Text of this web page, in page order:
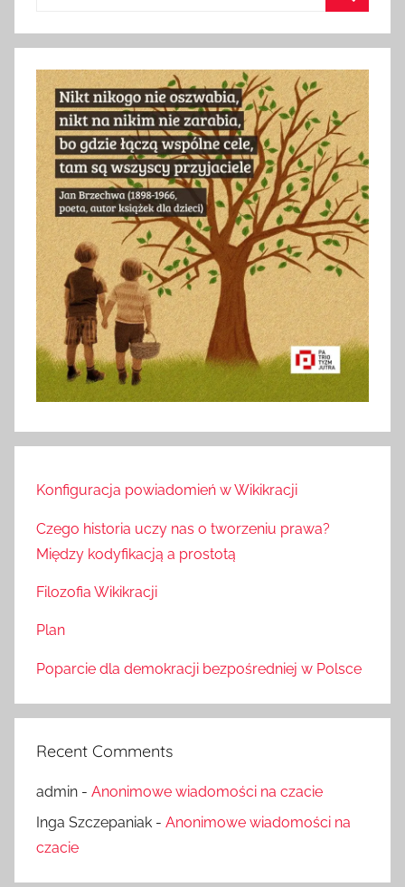
Konfiguracja powiadomień w Wikikracji
Czego historia uczy nas o tworzeniu prawa?
Między kodyfikacją a prostotą
Filozofia Wikikracji
Plan
Poparcie dla demokracji bezpośredniej w Polsce
Recent Comments
admin - Anonimowe wiadomości na czacie
Inga Szczepaniak - Anonimowe wiadomości na
czacie